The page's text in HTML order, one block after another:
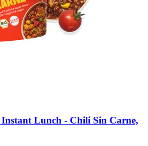
Lunch -​ Chili Sin Carne,